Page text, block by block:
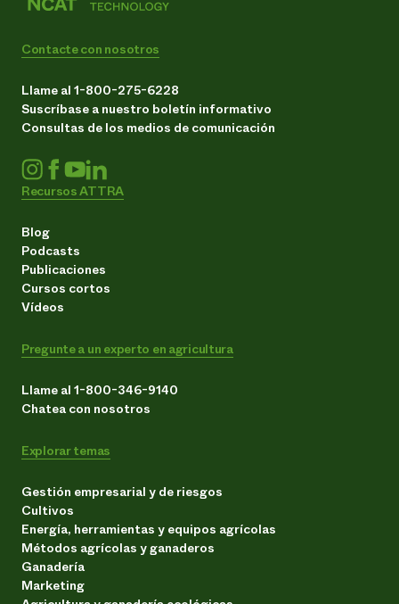
Contacte con nosotros
Llame al 1-800-275-6228
Suscríbase a nuestro boletín informativo
Consultas de los medios de comunicación
Recursos ATTRA
Blog
Podcasts
Publicaciones
Cursos cortos
Vídeos
Pregunte a un experto en agricultura
Llame al 1-800-346-9140
Chatea con nosotros
Explorar temas
Gestión empresarial y de riesgos
Cultivos
Energía, herramientas y equipos agrícolas
Métodos agrícolas y ganaderos
Ganadería
Marketing